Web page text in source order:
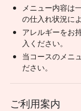
メニュー内容は
の仕入れ状況に
アレルギーをお
入ください。
当コースのメニ
ださい。
ご利用案内